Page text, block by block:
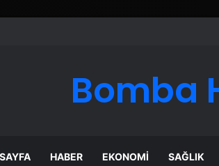
Bomba
HABER EKONOMI SAĞLIK